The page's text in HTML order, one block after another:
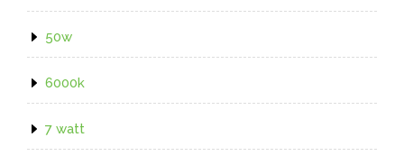
50w
6000k
7 watt